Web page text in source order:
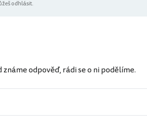
odhlásit.
odpověď, rádi se o ni podělíme.